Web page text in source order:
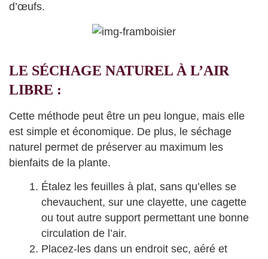
d’œufs.
LE SÉCHAGE NATUREL À L’AIR
LIBRE :
Cette méthode peut être un peu longue, mais elle
est simple et économique. De plus, le séchage
naturel permet de préserver au maximum les
bienfaits de la plante.
Étalez les feuilles à plat, sans qu’elles se
chevauchent, sur une clayette, une cagette
ou tout autre support permettant une bonne
circulation de l’air.
Placez-les dans un endroit sec, aéré et